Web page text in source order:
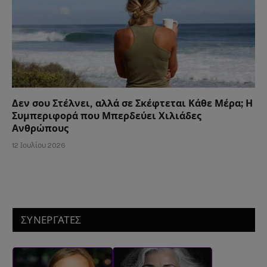
Δεν σου Στέλνει, αλλά σε Σκέφτεται Κάθε Μέρα; Η
Συμπεριφορά που Μπερδεύει Χιλιάδες
Ανθρώπους
12 Ιουλίου 2026
ΣΥΝΕΡΓΑΤΕΣ